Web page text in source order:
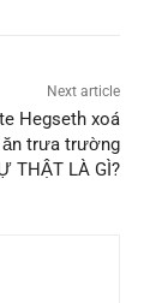
Next article
Hegseth xoá
ăn trưa trường
THẬT LÀ GÌ?